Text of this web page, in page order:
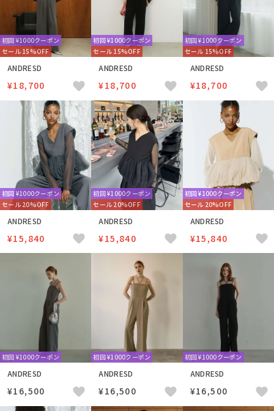
初回 ¥1000クーポン
セール 15%OFF
ANDRESD
¥18,700
初回 ¥1000クーポン
セール 15%OFF
ANDRESD
¥18,700
初回 ¥1000クーポン
セール 15%OFF
ANDRESD
¥18,700
初回 ¥1000クーポン
セール 20%OFF
ANDRESD
¥15,840
初回 ¥1000クーポン
セール 20%OFF
ANDRESD
¥15,840
初回 ¥1000クーポン
セール 20%OFF
ANDRESD
¥15,840
初回 ¥1000クーポン
ANDRESD
¥16,500
初回 ¥1000クーポン
ANDRESD
¥16,500
初回 ¥1000クーポン
ANDRESD
¥16,500